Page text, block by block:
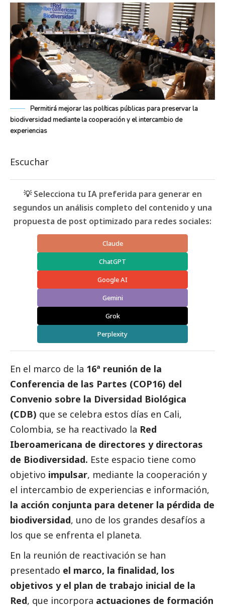
Permitirá mejorar las políticas públicas para preservar la
biodiversidad mediante la cooperación y el intercambio de
experiencias
Escuchar
💡 Selecciona tu IA preferida para generar en
segundos un análisis completo del contenido y una
propuesta de post optimizado para redes sociales:
Claude
ChatGPT
Google AI
Gemini
Grok
Perplexity
En el marco de la 16ª reunión de la
Conferencia de las Partes (COP16) del
Convenio sobre la Diversidad Biológica
(CDB) que se celebra estos días en Cali,
Colombia, se ha reactivado la Red
Iberoamericana de directores y directoras
de Biodiversidad. Este espacio tiene como
objetivo impulsar, mediante la cooperación y
el intercambio de experiencias e información,
la acción conjunta para detener la pérdida de
biodiversidad, uno de los grandes desafíos a
los que se enfrenta el planeta.
En la reunión de reactivación se han
presentado el marco, la finalidad, los
objetivos y el plan de trabajo inicial de la
Red, que incorpora actuaciones de formación